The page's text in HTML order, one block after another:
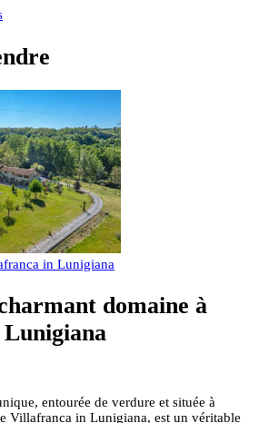
in Lunigiana
domaine à
entourée de verdure et située à
Villafranca in Lunigiana, est un véritable